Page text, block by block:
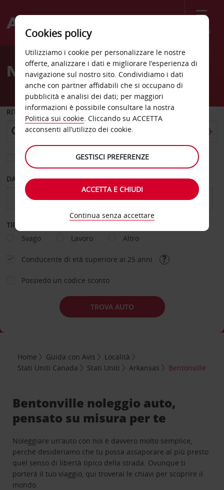
Menù
Welcome
AvisNoleggio auto Bentonville
RITIRO DA
Scegli una località di riconsegna diversa
DAL GIORNO AL GIORNO
TIPOLOGIA DI NOLEGGIO
Svago
Lavoro Altro
Conducente di età superiore ai 25 anni
Possiedo un codice sconto
TROVA AUTO
Home Guida con Avis
Località
Stati Uniti Canada
Stati Uniti Arkansas Bentonville
Bentonville noleggio auto,
pensato su misura per te
Noleggiare un'auto con noi è davvero molto semplice,
perché desideriamo che tu possa assaporare al più presto
quel senso di libertà tipico della strada. Ovunque ti
porterà il tuo viaggio, qui troverai le chiavi per scoprire il
mondo.
Cookies policy
Utilizziamo i cookie per personalizzare le nostre
offerte, analizzare i dati e migliorare l’esperienza di
navigazione sul nostro sito. Condividiamo i dati
anche con partner affidabili che si occupano di
pubblicità e analisi dei dati; per maggiori
informazioni è possibile consultare la nostra
Politica sui cookie. Cliccando su ACCETTA
acconsenti all’utilizzo dei cookie.
GESTISCI PREFERENZE
ACCETTA E CHIUDI
Continua senza accettare